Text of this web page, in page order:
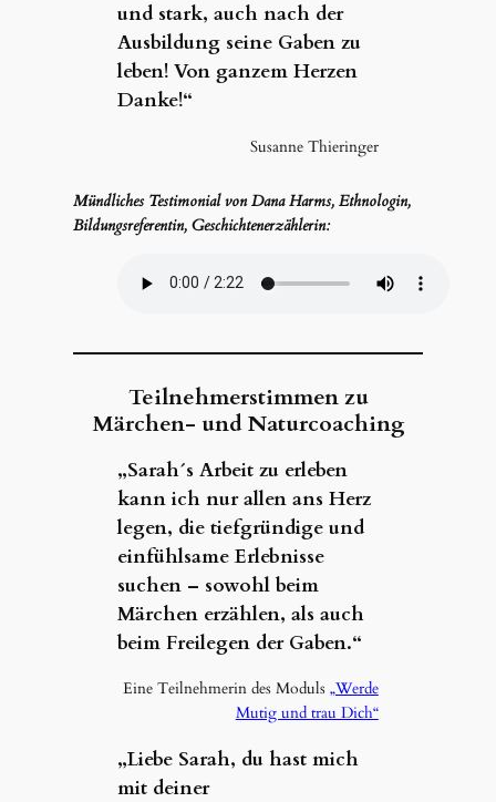
und stark, auch nach der
Ausbildung seine Gaben zu
leben! Von ganzem Herzen
Danke!“
Susanne Thieringer
Mündliches Testimonial von Dana Harms, Ethnologin,
Bildungsreferentin, Geschichtenerzählerin:
Teilnehmerstimmen zu
Märchen- und Naturcoaching
„Sarah´s Arbeit zu erleben
kann ich nur allen ans Herz
legen, die tiefgründige und
einfühlsame Erlebnisse
suchen – sowohl beim
Märchen erzählen, als auch
beim Freilegen der Gaben.“
Eine Teilnehmerin des Moduls „Werde
Mutig und trau Dich“
„Liebe Sarah, du hast mich
mit deiner